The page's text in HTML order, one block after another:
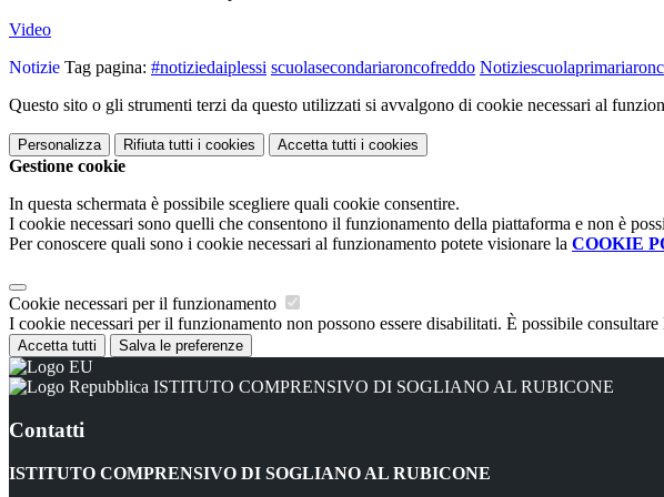
Video
Notizie Tag pagina: #notiziedaiplessi scuolasecondariaroncofreddo
Questo sito o gli strumenti terzi da questo utilizzati si avvalgono di cookie necessari al
Personalizza Rifiuta tutti i cookies Accetta tutti i cookies
Gestione cookie
In questa schermata è possibile scegliere quali cookie consentire.
I cookie necessari sono quelli che consentono il funzionamento della piattaforma e non è
Per conoscere quali sono i cookie necessari al funzionamento potete visionare la COOKIE
Cookie necessari per il funzionamento
I cookie necessari per il funzionamento non possono essere disabilitati. È possibile
Accetta tutti Salva le preferenze
ISTITUTO COMPRENSIVO DI SOGLIANO AL RUBICONE
Contatti
ISTITUTO COMPRENSIVO DI SOGLIANO AL RUBICONE